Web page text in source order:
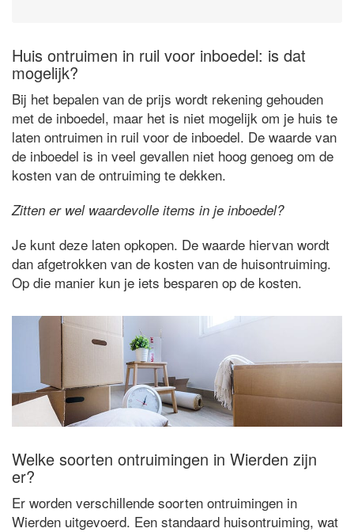
Huis ontruimen in ruil voor inboedel: is dat
mogelijk?
Bij het bepalen van de prijs wordt rekening gehouden
met de inboedel, maar het is niet mogelijk om je huis te
laten ontruimen in ruil voor de inboedel. De waarde van
de inboedel is in veel gevallen niet hoog genoeg om de
kosten van de ontruiming te dekken.
Zitten er wel waardevolle items in je inboedel?
Je kunt deze laten opkopen. De waarde hiervan wordt
dan afgetrokken van de kosten van de huisontruiming.
Op die manier kun je iets besparen op de kosten.
Welke soorten ontruimingen in Wierden zijn
er?
Er worden verschillende soorten ontruimingen in
Wierden uitgevoerd. Een standaard huisontruiming, wat